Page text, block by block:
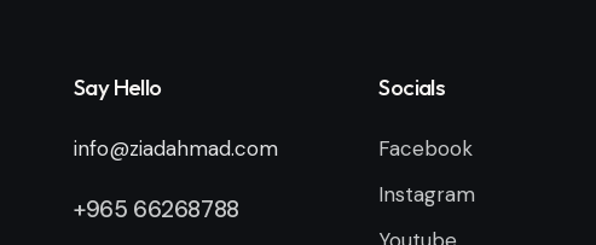
Say Hello
info@ziadahmad.com
+965 66268788
Socials
Facebook
Instagram